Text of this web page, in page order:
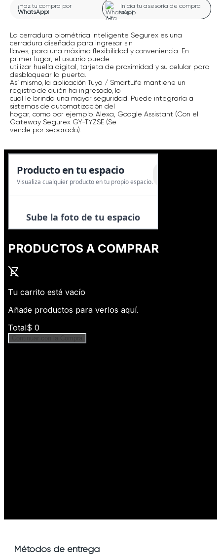
¡Haz tu compra por
WhatsApp!
Inicia tu asesoría de compra
aquí
La cerradura biométrica inteligente Segurex es una
cerradura diseñada para ingresar sin
llaves, para una máxima flexibilidad y conveniencia. En
primer lugar, el usuario puede
utilizar huella digital, tarjeta de proximidad y su celular para
desbloquear la puerta.
Así mismo, la aplicación Tuya / SmartLife mantiene un
registro de quién ha ingresado, lo
cual le brinda una mayor seguridad. Puede integrarla a
sistemas de automatización del
hogar, como por ejemplo, Alexa, Google Assistant (Con el
Gateway Segurex GY-TYZSE (Se
vende por separado).
Métodos de entrega